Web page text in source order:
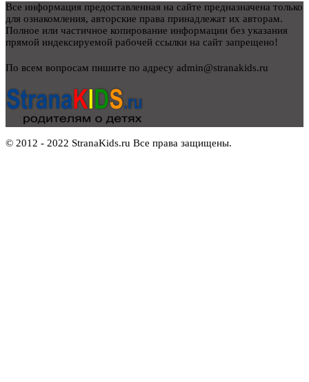
Все информация предоставленная на сайте предназначена только
для ознакомления, авторские права принадлежат их авторам.
Полное или частичное копирование информации без указания
прямой индексируемой рабочей ссылки на сайт запрещено!
По всем вопросам пишите по адресу admin@stranakids.ru
© 2012 - 2022 StranaKids.ru Все права защищены.